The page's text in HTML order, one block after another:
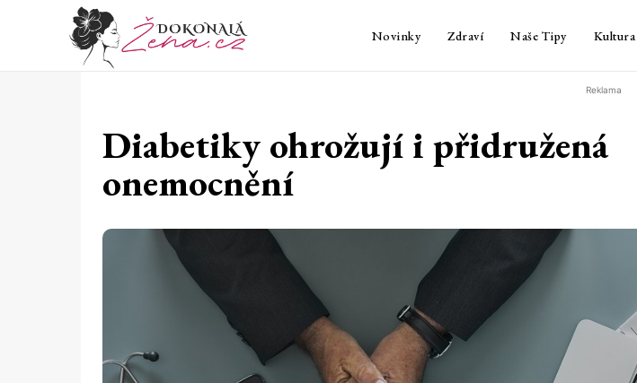
Novinky Zdraví Naše Tipy Kultura
Reklama
Diabetiky ohrožují i přidružená
onemocnění